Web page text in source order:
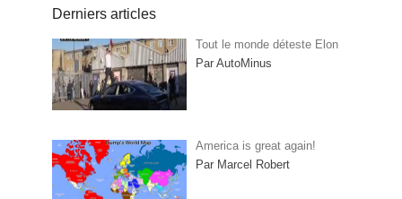
Derniers articles
Tout le monde déteste Elon
Par AutoMinus
America is great again!
Par Marcel Robert